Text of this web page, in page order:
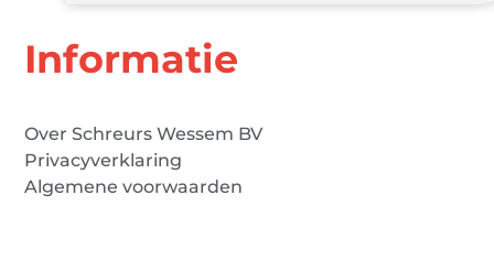
Informatie
Over Schreurs Wessem BV
Privacyverklaring
Algemene voorwaarden